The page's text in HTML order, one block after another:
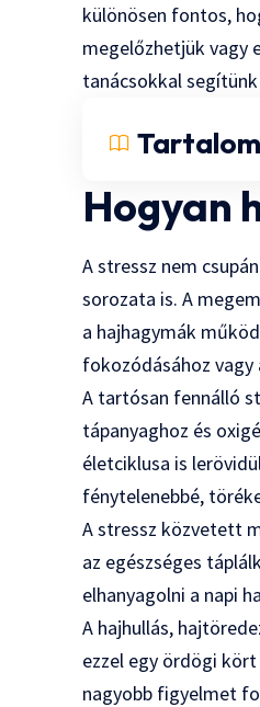
különösen fontos,
megelőzhetjük vagy
tanácsokkal
Tartalom
Hogyan
A stressz nem
sorozata is. A
a hajhagymák
fokozódásához vagy
A tartósan fennálló
tápanyaghoz és
életciklusa is
fénytelenebbé,
A stressz közvetett
az egészséges
elhanyagolni a napi
A hajhullás,
ezzel egy ördögi
nagyobb figyelmet